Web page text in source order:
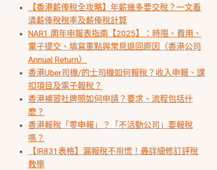
【香港薪俸稅全攻略】年薪幾多要交稅？一文看
清薪俸稅稅率及薪俸稅計算
NAR1 周年申報表指南【2025】：時限、費用、
電子提交、填寫重點與常見退回原因（香港公司
Annual Return）
香港Uber司機/的士司機如何報稅？收入申報、課
扣項目及電子報稅？
香港補習社牌照如何申請？要求、流程包括什
麼？
香港報稅「零申報」？「不活動公司」要報稅
嗎？
【IR831表格】漏報稅不用慌！最詳細修訂評稅
教學